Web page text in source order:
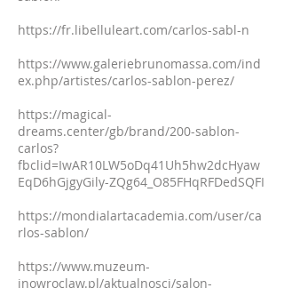
https://fr.libelluleart.com/carlos-sabl-n
https://www.galeriebrunomassa.com/ind
ex.php/artistes/carlos-sablon-perez/
https://magical-
dreams.center/gb/brand/200-sablon-
carlos?
fbclid=IwAR10LW5oDq41Uh5hw2dcHyaw
EqD6hGjgyGily-ZQg64_O85FHqRFDedSQFI
https://mondialartacademia.com/user/ca
rlos-sablon/
https://www.muzeum-
inowroclaw.pl/aktualnosci/salon-